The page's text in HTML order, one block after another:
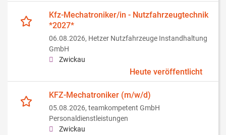
Kfz-Mechatroniker/in - Nutzfahrzeugtechnik
*2027*
06.08.2026, Hetzer Nutzfahrzeuge Instandhaltung
GmbH
Zwickau
Heute veröffentlicht
KFZ-Mechatroniker (m/w/d)
05.08.2026, teamkompetent GmbH
Personaldienstleistungen
Zwickau